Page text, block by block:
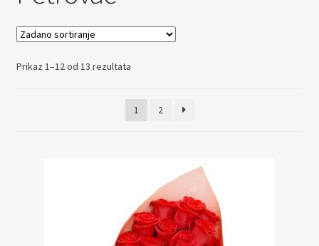
Cveće za saučešća
Prikaz 1–12 od 13 rezultata
1 2